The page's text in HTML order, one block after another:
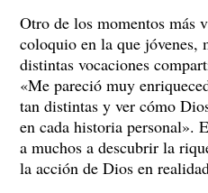
Otro de los momentos más
coloquio en la que jóvenes,
distintas vocaciones
«Me pareció muy
tan distintas y ver cómo
en cada historia personal».
a muchos a descubrir la
la acción de Dios en